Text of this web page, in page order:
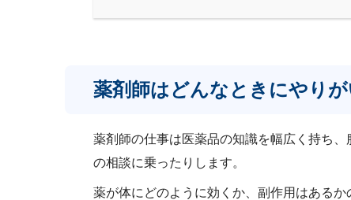
薬剤師はどんなときにやり
薬剤師の仕事は医薬品の知識を幅広く持ち
の相談に乗ったりします。
薬が体にどのように効くか、副作用はある